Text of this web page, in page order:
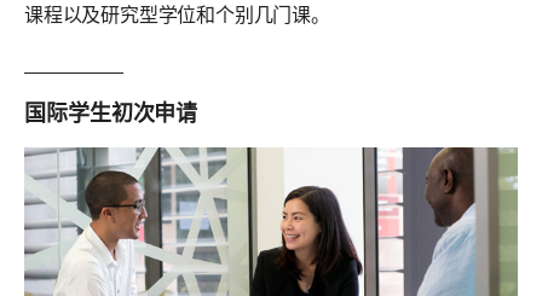
课程以及研究型学位和个别几门课。
国际学生初次申请